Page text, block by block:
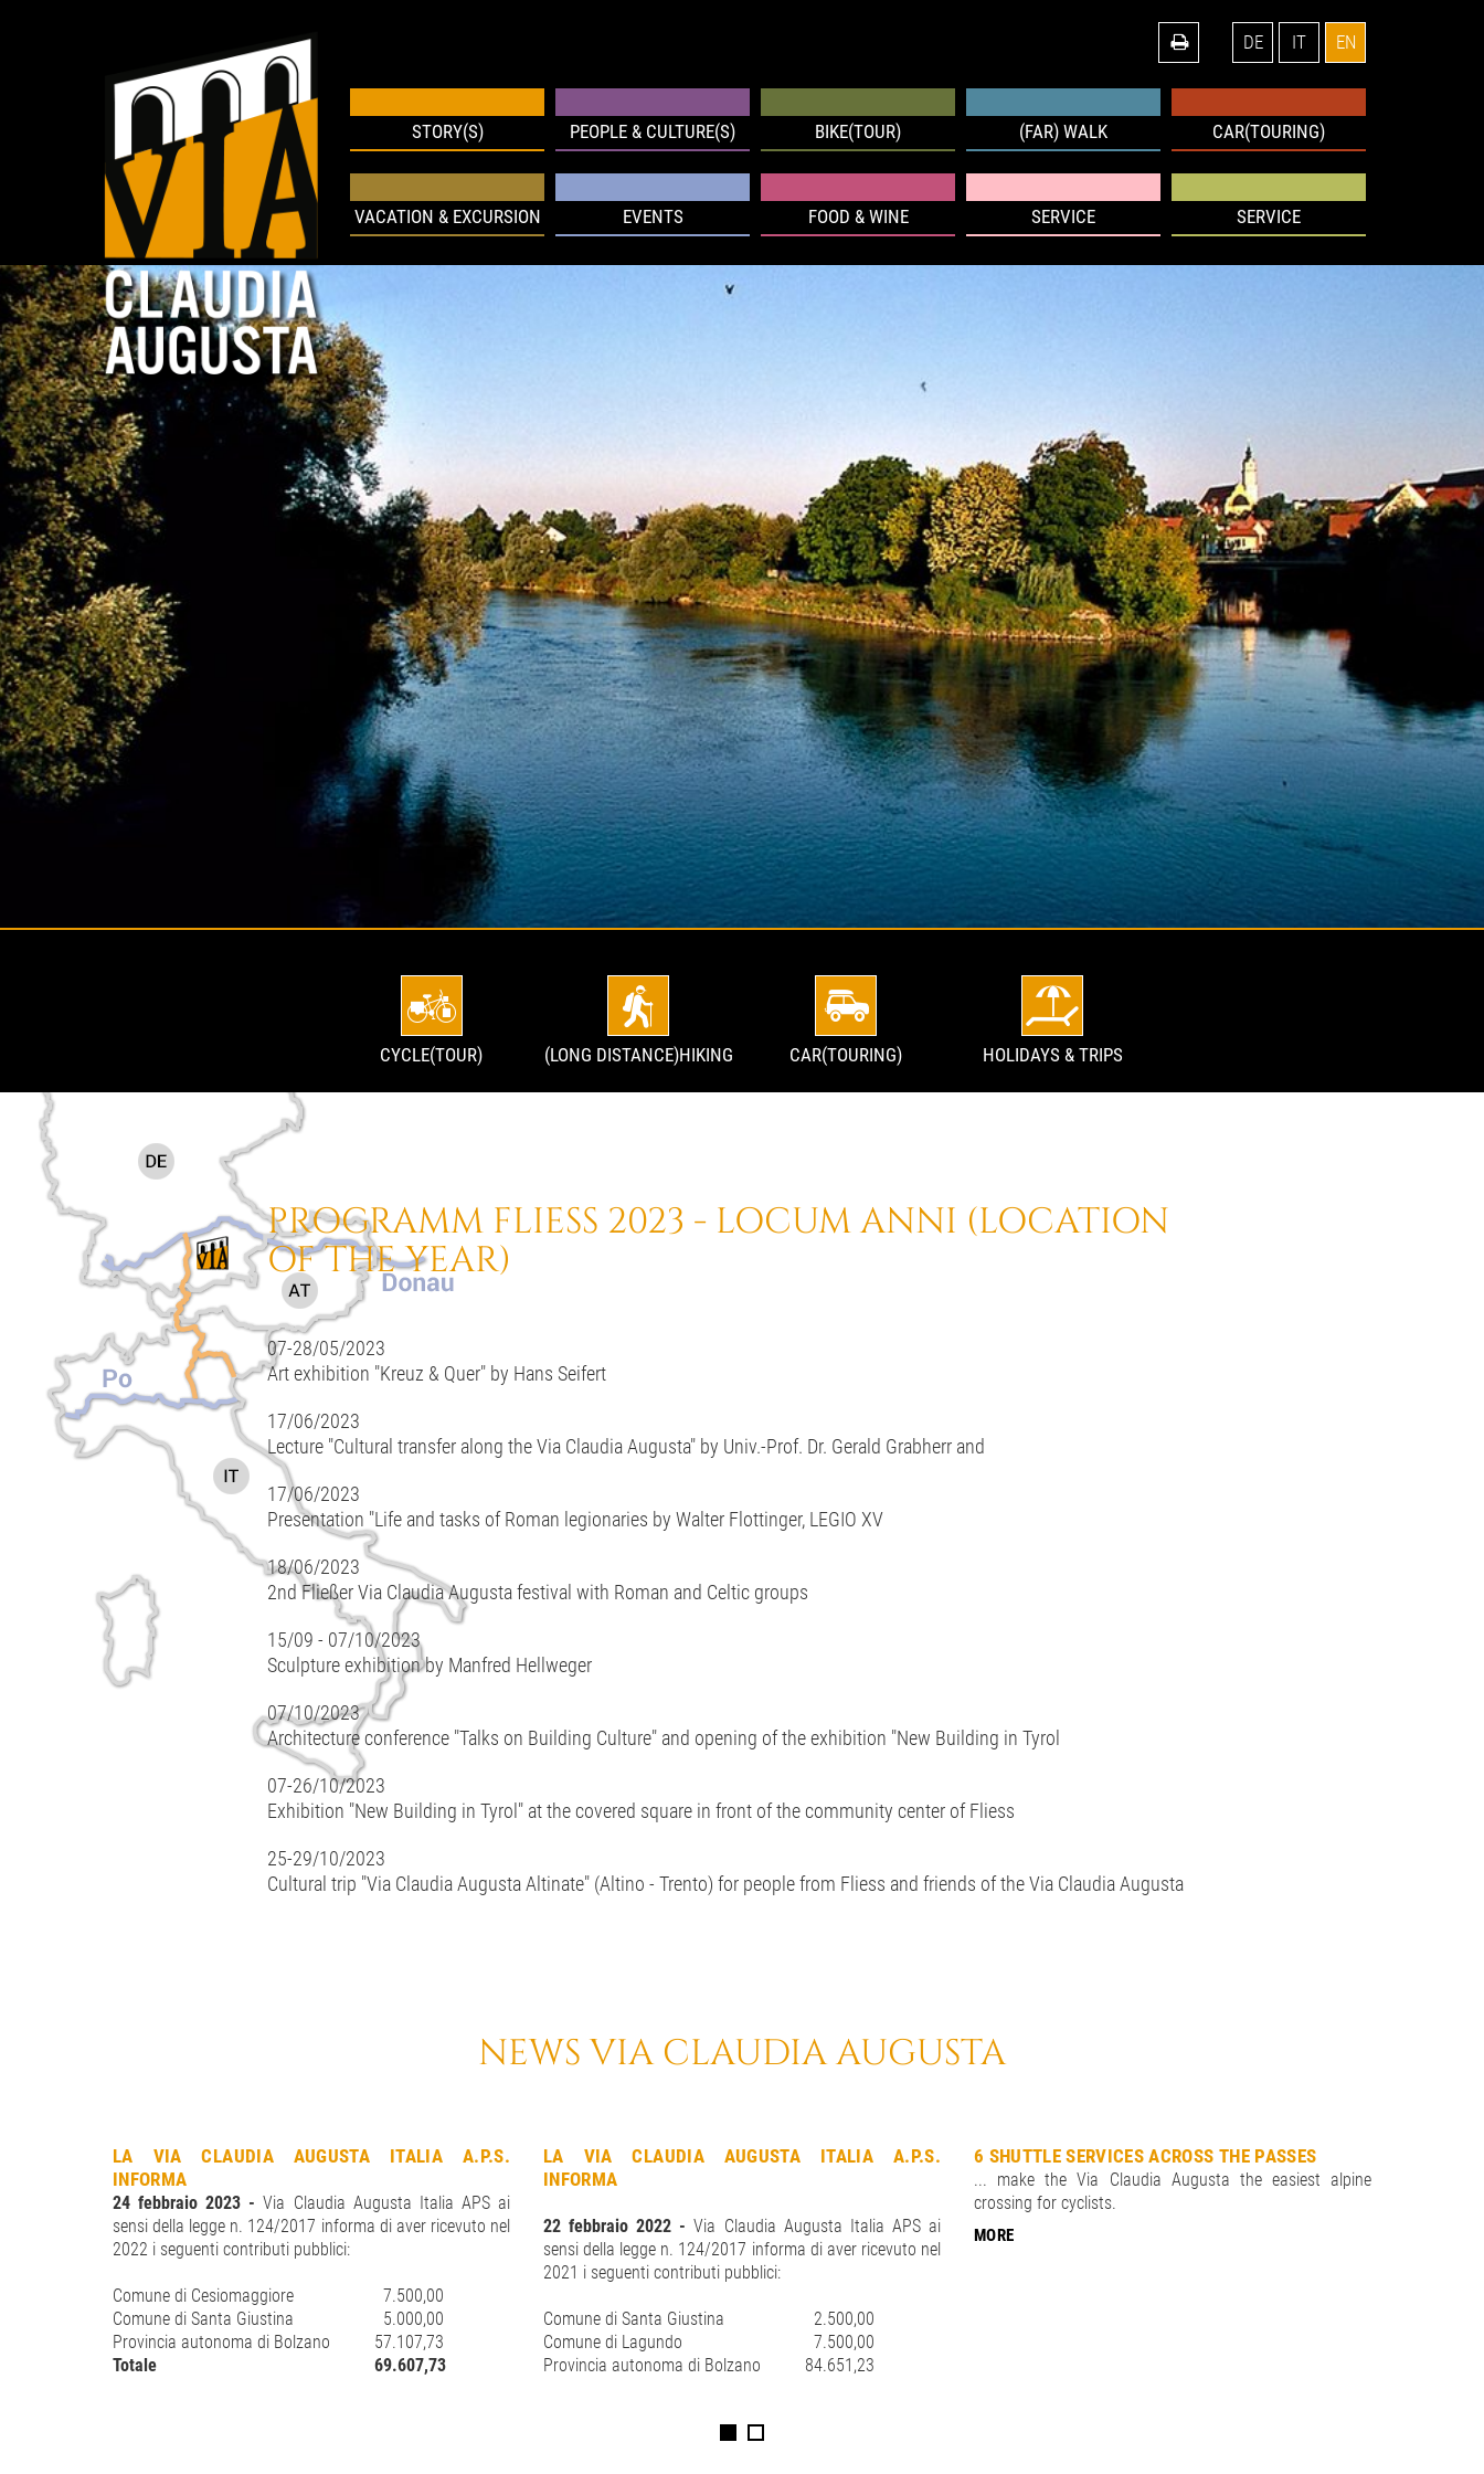
DE IT EN
STORY(S) PEOPLE & CULTURE(S) BIKE(TOUR) (FAR) WALK CAR(TOURING)
VACATION & EXCURSION EVENTS FOOD & WINE SERVICE SERVICE
CYCLE(TOUR) (LONG DISTANCE)HIKING CAR(TOURING) HOLIDAYS & TRIPS
PROGRAMM FLIESS 2023 - LOCUM ANNI (LOCATION
OF THE YEAR)
07-28/05/2023
Art exhibition "Kreuz & Quer" by Hans Seifert
17/06/2023
Lecture "Cultural transfer along the Via Claudia Augusta" by Univ.-Prof. Dr. Gerald Grabherr and
17/06/2023
Presentation "Life and tasks of Roman legionaries by Walter Flottinger, LEGIO XV
18/06/2023
2nd Fließer Via Claudia Augusta festival with Roman and Celtic groups
15/09 - 07/10/2023
Sculpture exhibition by Manfred Hellweger
07/10/2023
Architecture conference "Talks on Building Culture" and opening of the exhibition "New Building in Tyrol
07-26/10/2023
Exhibition "New Building in Tyrol" at the covered square in front of the community center of Fliess
25-29/10/2023
Cultural trip "Via Claudia Augusta Altinate" (Altino - Trento) for people from Fliess and friends of the Via Claudia Augusta
NEWS VIA CLAUDIA AUGUSTA
LA VIA CLAUDIA AUGUSTA ITALIA A.P.S.
INFORMA
24 febbraio 2023 -Via Claudia Augusta Italia APS ai
sensi della legge n. 124/2017 informa di aver ricevuto nel
2022 i seguenti contributi pubblici:
Comune di Cesiomaggiore
7.500,00
Comune di Santa Giustina
5.000,00
Provincia autonoma di Bolzano
57.107,73
Totale
69.607,73
LA VIA CLAUDIA AUGUSTA ITALIA A.P.S.
INFORMA
22 febbraio 2022 -Via Claudia Augusta Italia APS ai
sensi della legge n. 124/2017 informa di aver ricevuto nel
2021 i seguenti contributi pubblici:
Comune di Santa Giustina
2.500,00
Comune di Lagundo
7.500,00
Provincia autonoma di Bolzano
84.651,23
6 SHUTTLE SERVICES ACROSS THE PASSES
... make the Via Claudia Augusta the easiest alpine
crossing for cyclists.
MORE